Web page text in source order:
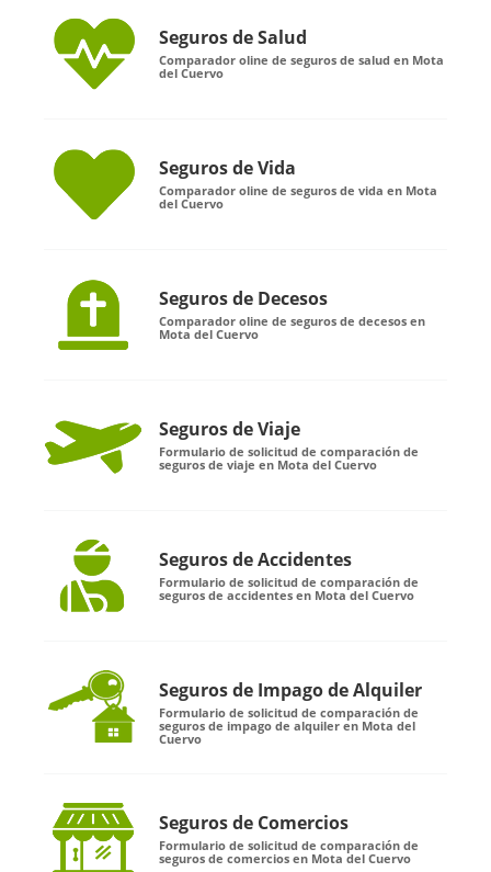
Seguros de Salud
Comparador oline de seguros de salud en Mota
del Cuervo
Seguros de Vida
Comparador oline de seguros de vida en Mota
del Cuervo
Seguros de Decesos
Comparador oline de seguros de decesos en
Mota del Cuervo
Seguros de Viaje
Formulario de solicitud de comparación de
seguros de viaje en Mota del Cuervo
Seguros de Accidentes
Formulario de solicitud de comparación de
seguros de accidentes en Mota del Cuervo
Seguros de Impago de Alquiler
Formulario de solicitud de comparación de
seguros de impago de alquiler en Mota del
Cuervo
Seguros de Comercios
Formulario de solicitud de comparación de
seguros de comercios en Mota del Cuervo